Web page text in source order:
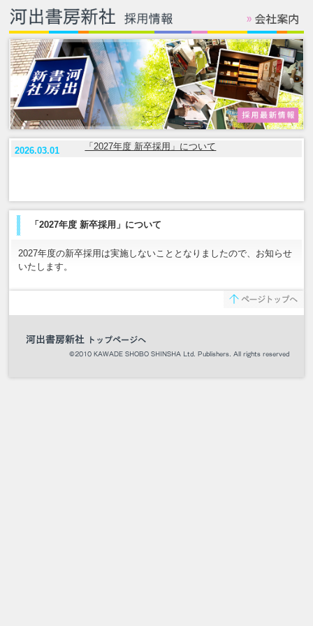
2026.03.01 「2027年度 新卒採用」について
「2027年度 新卒採用」について
2027年度の新卒採用は実施しないこととなりましたので、お知らせ
いたします。